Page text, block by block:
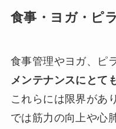
食事・ヨガ・ピ
食事管理やヨガ、ピ
メンテナンスにとて
これらには限界があ
では筋力の向上や心